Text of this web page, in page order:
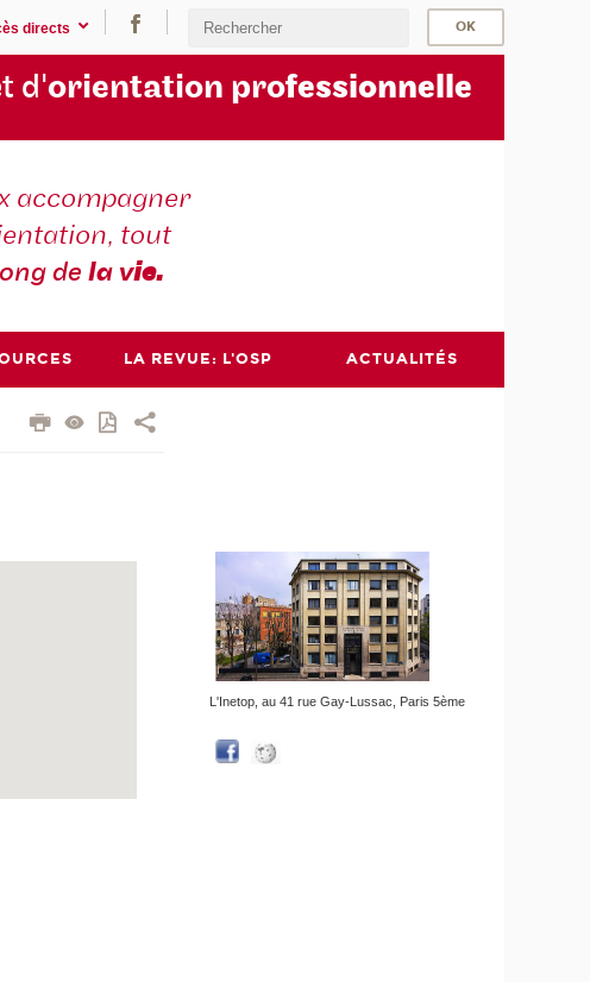
directs
d'orientation professionnelle
accompagner
tout
ong dela vie.
LA REVUE: L'OSP ACTUALITÉS
L'Inetop, au 41 rue Gay-Lussac, Paris 5ème